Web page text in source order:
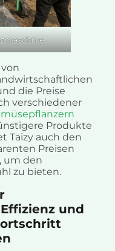
die Preise
verschiedener
Produkte
Taizy auch den
Preisen
um den
zu bieten.
und